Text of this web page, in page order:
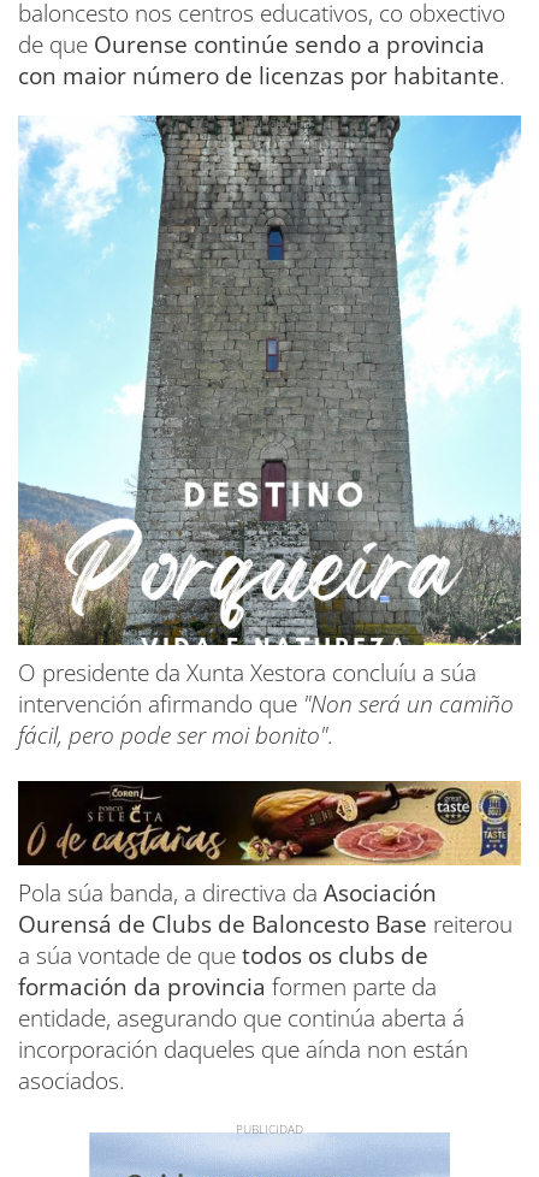
baloncesto nos centros educativos, co obxectivo
de que Ourense continúe sendo a provincia
con maior número de licenzas por habitante.
O presidente da Xunta Xestora concluíu a súa
intervención afirmando que "Non será un camiño
fácil, pero pode ser moi bonito".
Pola súa banda, a directiva da Asociación
Ourensá de Clubs de Baloncesto Base reiterou
a súa vontade de quetodos os clubs de
formación da provincia formen parte da
entidade, asegurando que continúa aberta á
incorporación daqueles que aínda non están
asociados.